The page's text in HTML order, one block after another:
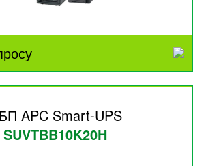
APC Smart-UPS
SUVTBB10K20H